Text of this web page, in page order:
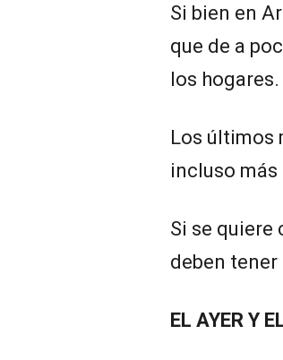
Si bien en
que de a
los hogares.
Los últimos
incluso
Si se
deben
EL AYER Y